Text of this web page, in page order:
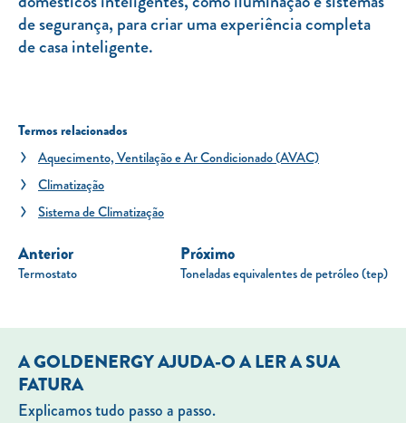
de segurança, para criar uma experiência completa
de casa inteligente.
Termos relacionados
Aquecimento, Ventilação e Ar Condicionado (AVAC)
Climatização
Sistema de Climatização
Anterior
Termostato
Próximo
Toneladas equivalentes de petróleo (tep)
A GOLDENERGY AJUDA-O A LER A SUA
FATURA
Explicamos tudo passo a passo.